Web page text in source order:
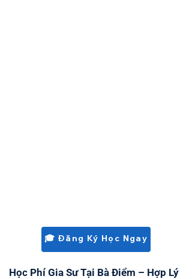
🎓 Đăng Ký Học Ngay
Học Phí Gia Sư Tại Bà Điểm – Hợp Lý